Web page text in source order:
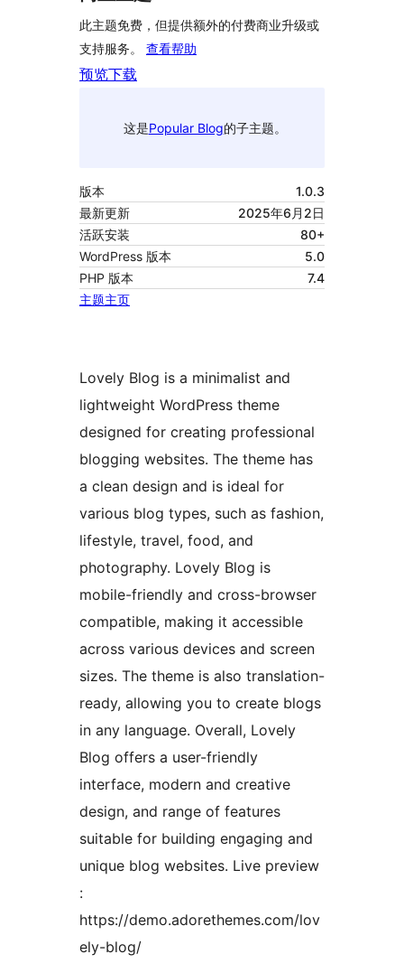
此主题免费，但提供额外的付费商业升级或
支持服务。 查看帮助
预览下载
这是Popular Blog的子主题。
版本
1.0.3
最新更新
2025年6月2日
活跃安装
80+
WordPress 版本
5.0
PHP 版本
7.4
主题主页
Lovely Blog is a minimalist and
lightweight WordPress theme
designed for creating professional
blogging websites. The theme has
a clean design and is ideal for
various blog types, such as fashion,
lifestyle, travel, food, and
photography. Lovely Blog is
mobile-friendly and cross-browser
compatible, making it accessible
across various devices and screen
sizes. The theme is also translation-
ready, allowing you to create blogs
in any language. Overall, Lovely
Blog offers a user-friendly
interface, modern and creative
design, and range of features
suitable for building engaging and
unique blog websites. Live preview
:
https://demo.adorethemes.com/lov
ely-blog/